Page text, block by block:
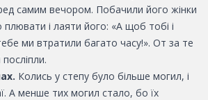
самим вечором. Побачили його жінки
і лаяти його: «А щоб тобі і
ми втратили багато часу!». От за те
Колись у степу було більше могил, і
А менше тих могил стало, бо їх